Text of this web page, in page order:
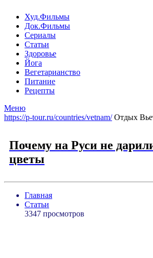
Худ.Фильмы
Док.Фильмы
Сериалы
Статьи
Здоровье
Йога
Вегетарианство
Питание
Рецепты
Меню
https://p-tour.ru/countries/vetnam/Отдых
Почему на Руси не
цветы
Главная
Статьи
3347 просмотров